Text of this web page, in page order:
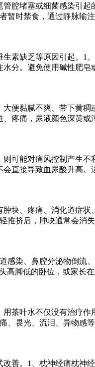
腔堵塞或细菌感染引起
暂时禁食，通过静脉输
素缺乏等原因引起。1
分。避免使用碱性肥
便黏腻不爽、带下黄
疼痛，尿液颜色深黄或
可能对痛风控制产生
直接导致血尿酸升高
块、疼痛、消化道症
推挤后，肿块通常会消
感染、鼻腔分泌物倒流
高脚低的卧位，或家长
茶叶水不仅没有治疗作
、畏光、流泪、异物感
善。1、枕神经痛枕神